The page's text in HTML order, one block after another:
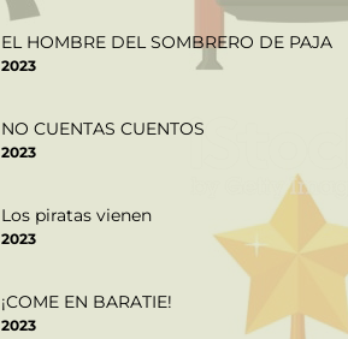
EL HOMBRE DEL SOMBRERO DE PAJA
2023
NO CUENTAS CUENTOS
2023
Los piratas vienen
2023
¡COME EN BARATIE!
2023